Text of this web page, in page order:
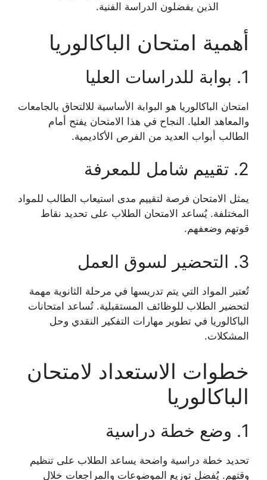
الذين يفضلون الدراسة الفنية.
أهمية امتحان الباكالوريا
1. بوابة للدراسات العليا
امتحان الباكالوريا هو البوابة الأساسية للالتحاق بالجامعات
والمعاهد العليا. النجاح في هذا الامتحان يفتح أمام
الطالب أبواب العديد من الفرص الأكاديمية.
2. تقييم شامل للمعرفة
يمثل الامتحان فرصة لتقييم مدى استيعاب الطالب للمواد
المختلفة. يُساعد الامتحان الطلاب على تحديد نقاط
قوتهم وضعفهم.
3. التحضير لسوق العمل
تُعتبر المواد التي يتم تدريسها في مرحلة الثانوية مهمة
لتحضير الطلاب للوظائف المستقبلية. تُساعد امتحانات
الباكالوريا في تطوير مهارات التفكير النقدي وحل
المشكلات.
خطوات الاستعداد لامتحان
الباكالوريا
1. وضع خطة دراسية
تحديد خطة دراسية واضحة يساعد الطلاب على تنظيم
وقتهم. يُفضل توزيع الموضوعات والمراجعات خلال